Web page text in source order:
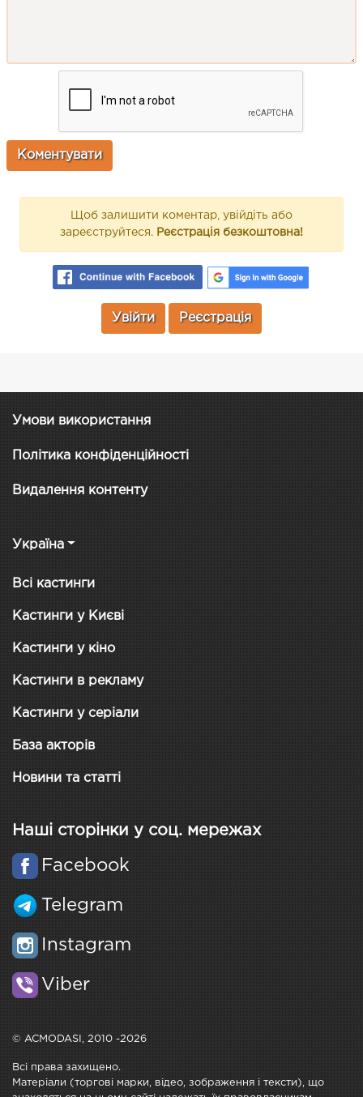
Щоб залишити коментар, увійдіть або
зареєструйтеся. Реєстрація безкоштовна!
Увійти Реєстрація
Умови використання
Політика конфіденційності
Видалення контенту
Україна
Всі кастинги
Кастинги у Києві
Кастинги у кіно
Кастинги в рекламу
Кастинги у серіали
База акторів
Новини та статті
Наші сторінки у соц. мережах
Facebook
Telegram
Instagram
Viber
© ACMODASI, 2010 -2026
Всі права захищено.
Матеріали (торгові марки, відео, зображення і тексти), що